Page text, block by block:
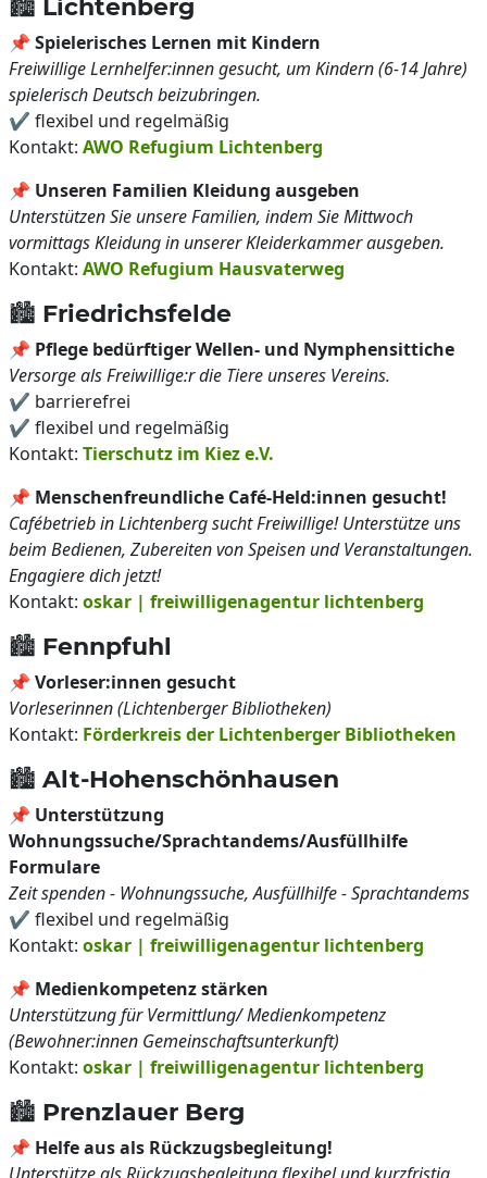
🏙️ Lichtenberg
📌 Spielerisches Lernen mit Kindern
Freiwillige Lernhelfer:innen gesucht, um Kindern (6-14 Jahre)
spielerisch Deutsch beizubringen.
✔️ flexibel und regelmäßig
Kontakt: AWO Refugium Lichtenberg
📌 Unseren Familien Kleidung ausgeben
Unterstützen Sie unsere Familien, indem Sie Mittwoch
vormittags Kleidung in unserer Kleiderkammer ausgeben.
Kontakt: AWO Refugium Hausvaterweg
🏙️ Friedrichsfelde
📌 Pflege bedürftiger Wellen- und Nymphensittiche
Versorge als Freiwillige:r die Tiere unseres Vereins.
✔️ barrierefrei
✔️ flexibel und regelmäßig
Kontakt: Tierschutz im Kiez e.V.
📌 Menschenfreundliche Café-Held:innen gesucht!
Cafébetrieb in Lichtenberg sucht Freiwillige! Unterstütze uns
beim Bedienen, Zubereiten von Speisen und Veranstaltungen.
Engagiere dich jetzt!
Kontakt: oskar | freiwilligenagentur lichtenberg
🏙️ Fennpfuhl
📌 Vorleser:innen gesucht
Vorleserinnen (Lichtenberger Bibliotheken)
Kontakt: Förderkreis der Lichtenberger Bibliotheken
🏙️ Alt-Hohenschönhausen
📌 Unterstützung
Wohnungssuche/Sprachtandems/Ausfüllhilfe
Formulare
Zeit spenden - Wohnungssuche, Ausfüllhilfe - Sprachtandems
✔️ flexibel und regelmäßig
Kontakt: oskar | freiwilligenagentur lichtenberg
📌 Medienkompetenz stärken
Unterstützung für Vermittlung/ Medienkompetenz
(Bewohner:innen Gemeinschaftsunterkunft)
Kontakt: oskar | freiwilligenagentur lichtenberg
🏙️ Prenzlauer Berg
📌 Helfe aus als Rückzugsbegleitung!